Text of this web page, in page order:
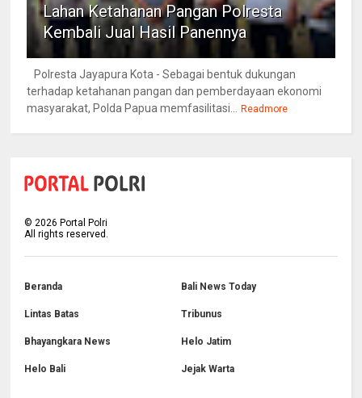
Lahan Ketahanan Pangan Polresta
Kembali Jual Hasil Panennya
Polresta Jayapura Kota - Sebagai bentuk dukungan
terhadap ketahanan pangan dan pemberdayaan ekonomi
masyarakat, Polda Papua memfasilitasi...
Readmore
© 2026 Portal Polri
All rights reserved.
Beranda Bali News Today
Lintas Batas Tribunus
Bhayangkara News Helo Jatim
Helo Bali Jejak Warta